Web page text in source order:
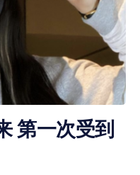
第一次受到